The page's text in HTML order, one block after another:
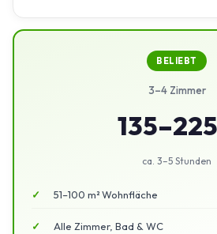
BELIEBT
3–4 Zimmer
ca. 3–5 Stunden
51–100 m² Wohnfläche
Alle Zimmer, Bad & WC